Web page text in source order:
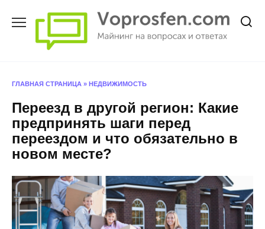
ГЛАВНАЯ СТРАНИЦА » НЕДВИЖИМОСТЬ
Переезд в другой регион: Какие
предпринять шаги перед
переездом и что обязательно в
новом месте?